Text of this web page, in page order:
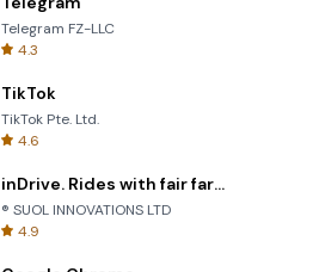
Telegram FZ-LLC
4.3
TikTok
TikTok Pte. Ltd.
4.6
inDrive. Rides with fair fares
® SUOL INNOVATIONS LTD
4.9